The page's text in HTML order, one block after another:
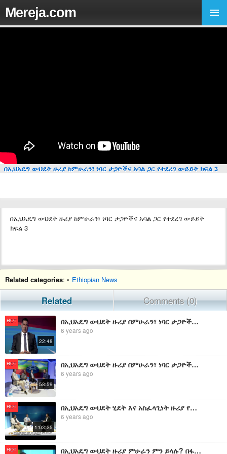
Mereja.com
በኢህአዴግ ውህደት ዙሪያ ከምሁራን፣ ነባር ታጋዮችና አባል ጋር የተደረገ ውይይት ክፍል 3
በኢህአዴግ ውህደት ዙሪያ ከምሁራን፣ ነባር ታጋዮችና አባል ጋር የተደረገ ውይይት
ክፍል 3
Related categories: • Ethiopian News
Related Comments (0)
HOT
22:48
በኢህአዴግ ውህደት ዙሪያ በምሁራን፣ ነባር ታጋዮችና አባል መካከል የተደረገ ውይይት ክፍል 1
6 years ago
HOT
58:59
በኢህአዴግ ውህደት ዙሪያ በምሁራን፣ ነባር ታጋዮችና አባል መካከል የተደረገ ውይይት
6 years ago
HOT
1:03:25
በኢህአዴግ ውህደት ሂደት እና አስፈላጊነት ዙሪያ የተደረገ ውይይት
6 years ago
HOT በኢህአዴግ ውህደት ዙሪያ ምሁራን ምን ይላሉ? በፋና ቴልቪዥን ስቱዲዮ የተደረገ ውይይት